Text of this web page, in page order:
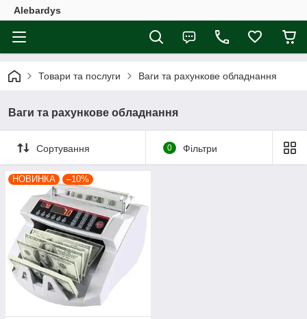
Alebardys
Товари та послуги Ваги та рахункове обладнання
Ваги та рахункове обладнання
Сортування 0 Фільтри
НОВИНКА –10%